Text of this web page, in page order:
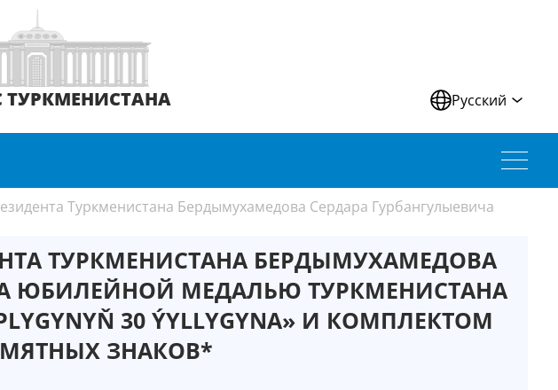
Русский
Туркменистана Бердымухамедова Сердара Гурбангулыевича
ТУРКМЕНИСТАНА БЕРДЫМУХАМЕДОВА
ЮБИЛЕЙНОЙ МЕДАЛЬЮ ТУРКМЕНИСТАНА
30 ÝYLLYGYNA» И КОМПЛЕКТОМ
ЗНАКОВ*